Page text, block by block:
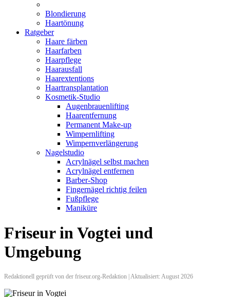
Blondierung
Haartönung
Ratgeber
Haare färben
Haarfarben
Haarpflege
Haarausfall
Haarextentions
Haartransplantation
Kosmetik-Studio
Augenbrauenlifting
Haarentfernung
Permanent Make-up
Wimpernlifting
Wimpernverlängerung
Nagelstudio
Acrylnägel selbst machen
Acrylnägel entfernen
Barber-Shop
Fingernägel richtig feilen
Fußpflege
Maniküre
Friseur in Vogtei und
Umgebung
Redaktionell geprüft von der friseur.org-Redaktion | Aktualisiert: August 2026